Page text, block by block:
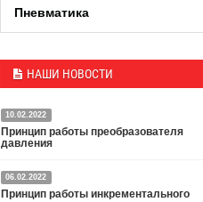
Пневматика
НАШИ НОВОСТИ
10.02.2022
Принцип работы преобразователя
давления
Датчик или преобразователь давления — это
специальное устройство, преобразующее
06.02.2022
Принцип работы инкрементального